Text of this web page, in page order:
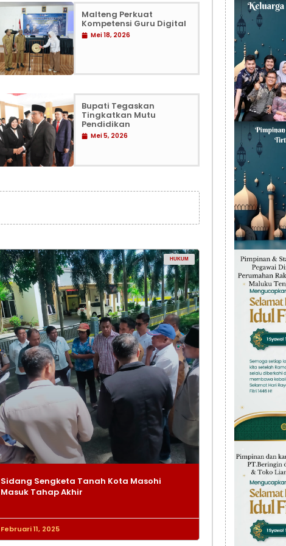
Malteng Perkuat
Kompetensi Guru Digital
Mei 18, 2026
Bupati Tegaskan
Tingkatkan Mutu
Pendidikan
Mei 5, 2026
HUKUM
Sidang Sengketa Tanah Kota Masohi
Masuk Tahap Akhir
Februari 11, 2025